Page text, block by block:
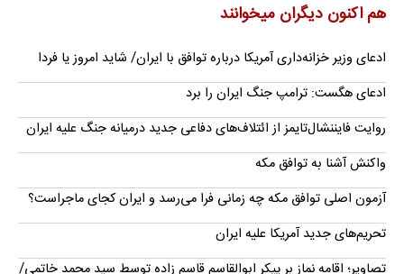
هم اکنون دیگران میخوانند
ادعای وزیر خزانه‌داری آمریکا درباره توافق با ایران/ شاید امروز یا فردا
ادعای هگست: ترامپ جنگ ایران را برد
روایت فایننشال‌تایمز از ائتلاف‌های دفاعی جدید درمیانه جنگ علیه ایران
واکنش آشنا به توافق مکه
آزمون اصلی توافق مکه چه زمانی فرا می‌رسد و ایران کجای ماجراست؟
تحریم‌های جدید آمریکا علیه ایران
تصاویر؛ اقامه نماز بر پیکر ابوالقاسم قاسم زاده توسط سید محمد خاتمی/